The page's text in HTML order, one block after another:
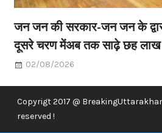
जन जन की सरकार-जन जन के
दूसरे चरण मेंअब तक साढ़े छह लाख
02/08/2026
Copyrigt 2017 @
reserved !